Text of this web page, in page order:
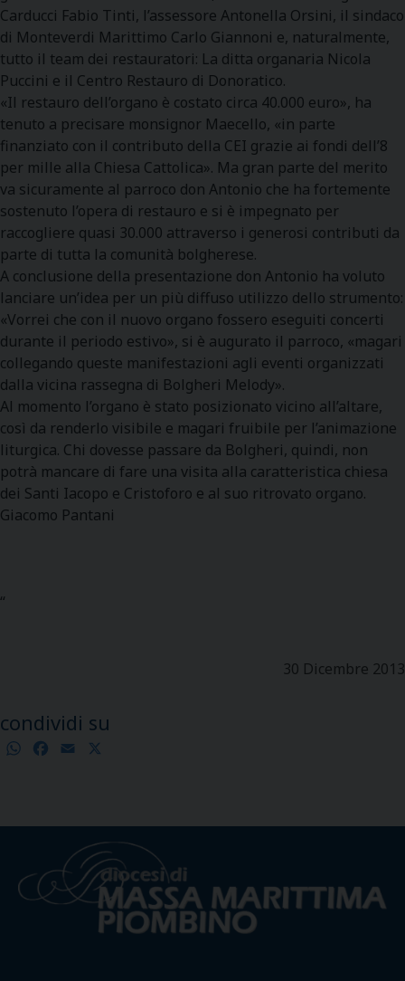
Carducci Fabio Tinti, l’assessore Antonella Orsini, il sindaco
di Monteverdi Marittimo Carlo Giannoni e, naturalmente,
tutto il team dei restauratori: La ditta organaria Nicola
Puccini e il Centro Restauro di Donoratico.
«Il restauro dell’organo è costato circa 40.000 euro», ha
tenuto a precisare monsignor Maecello, «in parte
finanziato con il contributo della CEI grazie ai fondi dell’8
per mille alla Chiesa Cattolica». Ma gran parte del merito
va sicuramente al parroco don Antonio che ha fortemente
sostenuto l’opera di restauro e si è impegnato per
raccogliere quasi 30.000 attraverso i generosi contributi da
parte di tutta la comunità bolgherese.
A conclusione della presentazione don Antonio ha voluto
lanciare un’idea per un più diffuso utilizzo dello strumento:
«Vorrei che con il nuovo organo fossero eseguiti concerti
durante il periodo estivo», si è augurato il parroco, «magari
collegando queste manifestazioni agli eventi organizzati
dalla vicina rassegna di Bolgheri Melody».
Al momento l’organo è stato posizionato vicino all’altare,
così da renderlo visibile e magari fruibile per l’animazione
liturgica. Chi dovesse passare da Bolgheri, quindi, non
potrà mancare di fare una visita alla caratteristica chiesa
dei Santi Iacopo e Cristoforo e al suo ritrovato organo.
Giacomo Pantani
“
30 Dicembre 2013
condividi su
WhatsApp
Facebook
Email